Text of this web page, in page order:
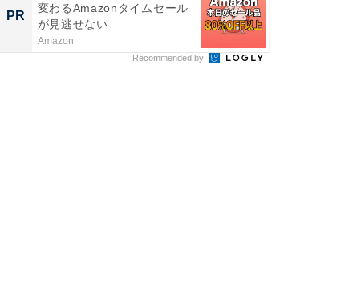
PR
変わるAmazonタイムセール
が見逃せない
Amazon
Recommended by